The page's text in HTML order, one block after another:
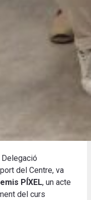
del Centre, va
PÍXEL, un acte
del curs